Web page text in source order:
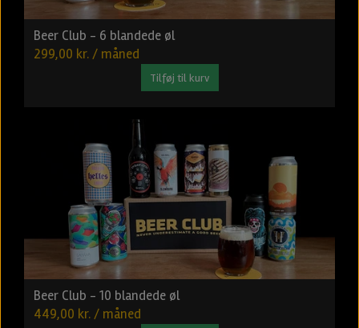
Beer Club - 6 blandede øl
299,00 kr. / måned
Tilføj til kurv
Beer Club - 10 blandede øl
449,00 kr. / måned